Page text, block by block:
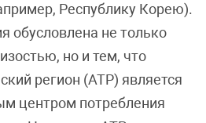
Республику Корею).
обусловлена не только
но и тем, что
регион (АТР) является
центром потребления